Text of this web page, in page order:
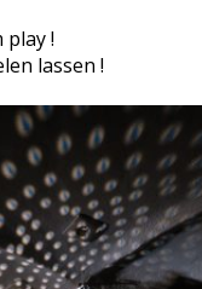
!
lassen !